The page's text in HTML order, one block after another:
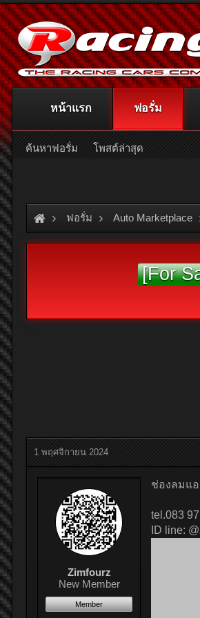
ฟอรั่ม Auto Marketplace
[For
1 พฤศจิกายน 2024
Zimfourz
New Member
Member
ช่องลมแอ
tel.083
ID line:
หน้าแรก ฟอรั่ม
ค้นหาฟอรั่ม โพสต์ล่าสุด